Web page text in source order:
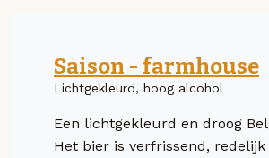
Saison - farmhouse
Lichtgekleurd, hoog alcohol
Een lichtgekleurd en droog
Het bier is verfrissend,